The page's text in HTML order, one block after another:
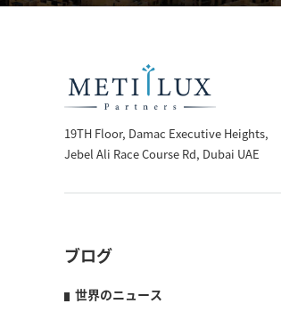
19TH Floor, Damac Executive Heights,
Jebel Ali Race Course Rd, Dubai UAE
ブログ
世界のニュース